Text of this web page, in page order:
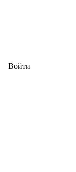
Войти